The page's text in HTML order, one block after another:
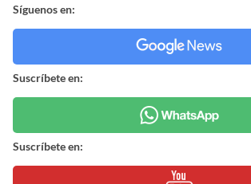
Síguenos en:
Suscríbete en:
Suscríbete en: